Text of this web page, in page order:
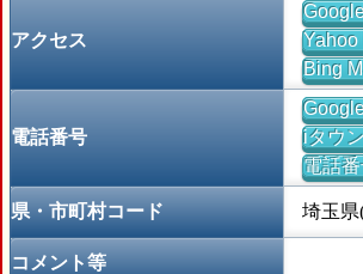
アクセス
Yahoo
Bing
電話番号
iタウ
電話
県・市町村コード 埼玉
コメント等